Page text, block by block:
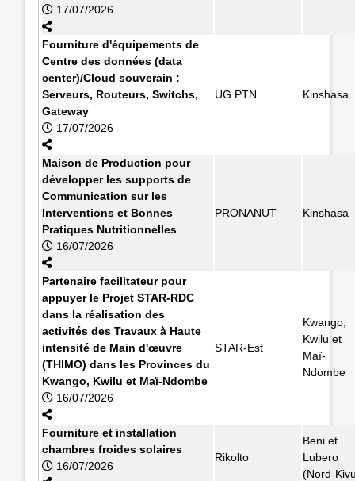
17/07/2026
Fourniture d'équipements de
Centre des données (data
center)/Cloud souverain :
Serveurs, Routeurs, Switchs,
Gateway
17/07/2026
UG PTN Kinshasa
Maison de Production pour
développer les supports de
Communication sur les
Interventions et Bonnes
Pratiques Nutritionnelles
16/07/2026
PRONANUT Kinshasa
Partenaire facilitateur pour
appuyer le Projet STAR-RDC
dans la réalisation des
activités des Travaux à Haute
intensité de Main d'œuvre
(THIMO) dans les Provinces du
Kwango, Kwilu et Maï-Ndombe
16/07/2026
STAR-Est
Kwango,
Kwilu et
Maï-
Ndombe
Fourniture et installation
chambres froides solaires
16/07/2026
Rikolto
Beni et
Lubero
(Nord-